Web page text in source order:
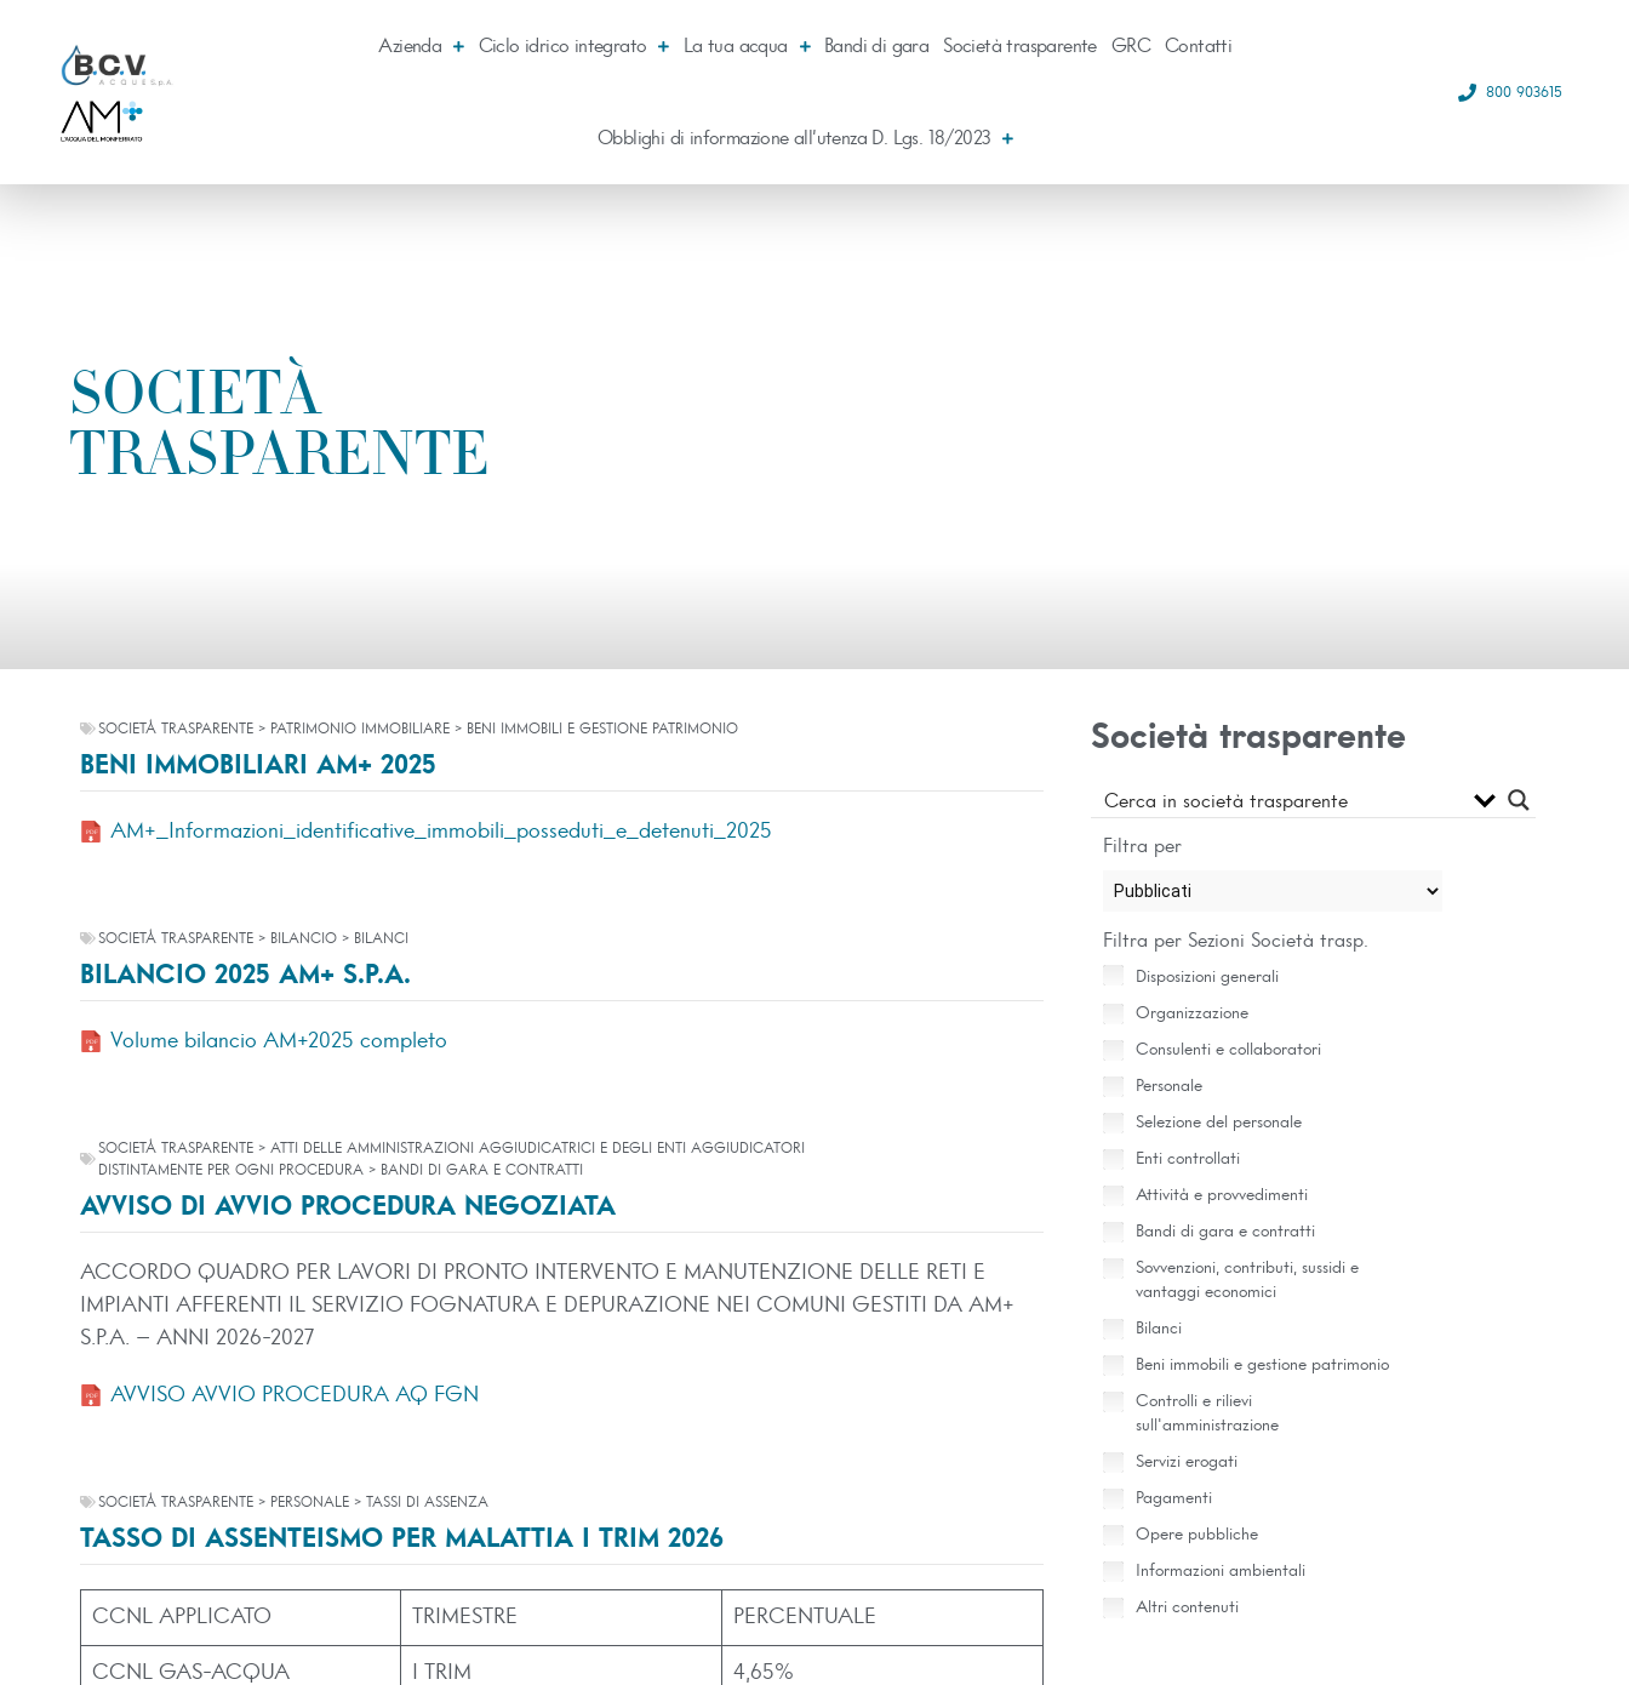
Azienda Ciclo idrico integrato La tua acqua Bandi di gara Società trasparente GRC Contatti
Obblighi di informazione all’utenza D. Lgs. 18/2023
800 903615
SOCIETÀ
TRASPARENTE
SOCIETÀ TRASPARENTE > PATRIMONIO IMMOBILIARE > BENI IMMOBILI E GESTIONE PATRIMONIO
BENI IMMOBILIARI AM+ 2025
AM+_Informazioni_identificative_immobili_posseduti_e_detenuti_2025
SOCIETÀ TRASPARENTE > BILANCIO > BILANCI
BILANCIO 2025 AM+ S.P.A.
Volume bilancio AM+2025 completo
SOCIETÀ TRASPARENTE > ATTI DELLE AMMINISTRAZIONI AGGIUDICATRICI E DEGLI ENTI AGGIUDICATORI
DISTINTAMENTE PER OGNI PROCEDURA > BANDI DI GARA E CONTRATTI
AVVISO DI AVVIO PROCEDURA NEGOZIATA
ACCORDO QUADRO PER LAVORI DI PRONTO INTERVENTO E MANUTENZIONE DELLE RETI E
IMPIANTI AFFERENTI IL SERVIZIO FOGNATURA E DEPURAZIONE NEI COMUNI GESTITI DA AM+
S.P.A. – ANNI 2026-2027
AVVISO AVVIO PROCEDURA AQ FGN
SOCIETÀ TRASPARENTE > PERSONALE > TASSI DI ASSENZA
TASSO DI ASSENTEISMO PER MALATTIA I TRIM 2026
CCNL APPLICATO TRIMESTRE PERCENTUALE
CCNL GAS-ACQUA I TRIM 4,65%
Società trasparente
Filtra per
Filtra per Sezioni Società trasp.
Disposizioni generali
Organizzazione
Consulenti e collaboratori
Personale
Selezione del personale
Enti controllati
Attività e provvedimenti
Bandi di gara e contratti
Sovvenzioni, contributi, sussidi e
vantaggi economici
Bilanci
Beni immobili e gestione patrimonio
Controlli e rilievi
sull'amministrazione
Servizi erogati
Pagamenti
Opere pubbliche
Informazioni ambientali
Altri contenuti